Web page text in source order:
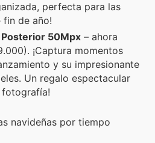
perfecta para las
fin de año!
Posterior 50Mpx – ahora
¡Captura momentos
y su impresionante
Un regalo espectacular
fotografía!
navideñas por tiempo